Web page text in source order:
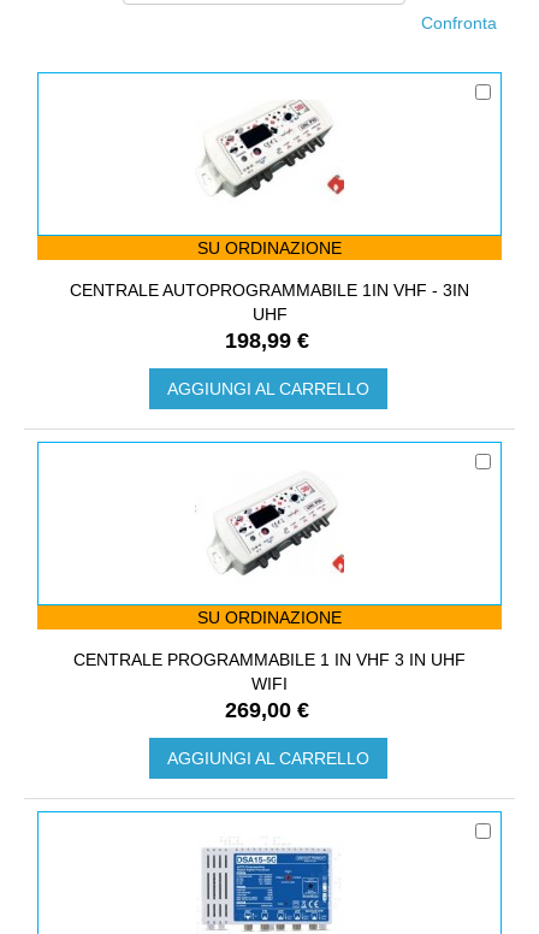
SU ORDINAZIONE
CENTRALE AUTOPROGRAMMABILE 1IN VHF - 3IN
UHF
198,99 €
AGGIUNGI AL CARRELLO
SU ORDINAZIONE
CENTRALE PROGRAMMABILE 1 IN VHF 3 IN UHF
WIFI
269,00 €
AGGIUNGI AL CARRELLO